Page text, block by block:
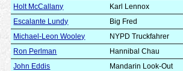
Holt McCallany
Karl Lennox
Escalante Lundy
Big Fred
Michael-Leon Wooley
NYPD Truckfahrer
Ron Perlman
Hannibal Chau
John Eddis
Mandarin Look-Out